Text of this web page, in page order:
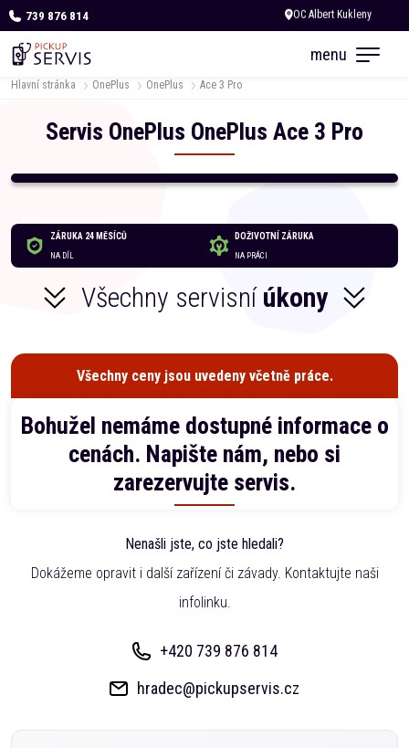
739 876 814
Dnes otevřeno do 18:00
menu
Hlavní stránka OnePlus OnePlus Ace 3 Pro
Servis OnePlus OnePlus Ace 3 Pro
ZÁRUKA 24 MĚSÍCŮ
NA DÍL
DOŽIVOTNÍ ZÁRUKA
NA PRÁCI
Všechny servisní úkony
Všechny ceny jsou uvedeny včetně práce.
Bohužel nemáme dostupné informace o
cenách. Napište nám, nebo si
zarezervujte servis.
Nenašli jste, co jste hledali?
Dokážeme opravit i další zařízení či závady. Kontaktujte naši
infolinku.
+420 739 876 814
hradec@pickupservis.cz